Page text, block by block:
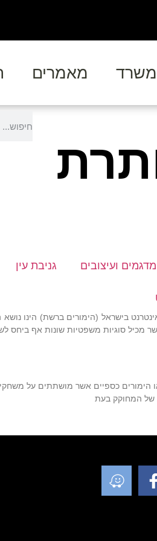
מאמרים
מדגמים ועיצובים גניבת עין
בישראל (הימורים ברשת) הינו
מכיל סוגיות משפטיות שונות אף ביחס
הימורים כספיים אשר מושתתים על